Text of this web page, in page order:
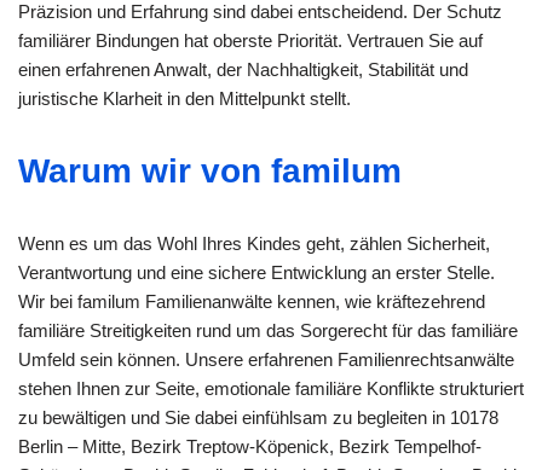
Präzision und Erfahrung sind dabei entscheidend. Der Schutz
familiärer Bindungen hat oberste Priorität. Vertrauen Sie auf
einen erfahrenen Anwalt, der Nachhaltigkeit, Stabilität und
juristische Klarheit in den Mittelpunkt stellt.
Warum wir von familum
Wenn es um das Wohl Ihres Kindes geht, zählen Sicherheit,
Verantwortung und eine sichere Entwicklung an erster Stelle.
Wir bei familum Familienanwälte kennen, wie kräftezehrend
familiäre Streitigkeiten rund um das Sorgerecht für das familiäre
Umfeld sein können. Unsere erfahrenen Familienrechtsanwälte
stehen Ihnen zur Seite, emotionale familiäre Konflikte strukturiert
zu bewältigen und Sie dabei einfühlsam zu begleiten in 10178
Berlin – Mitte, Bezirk Treptow-Köpenick, Bezirk Tempelhof-